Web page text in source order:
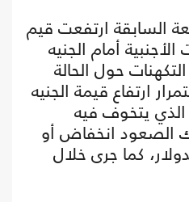
السابقة ارتفعت قيم
أمام الجنيه
حول الحالة
ارتفاع قيمة الجنيه
يتخوف فيه
الصعود انخفاض أو
كما جرى خلال